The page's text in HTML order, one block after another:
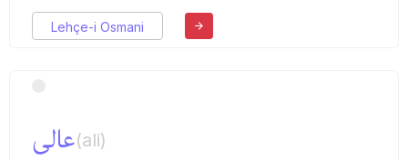
Lehçe-i Osmani
عالی(ali)